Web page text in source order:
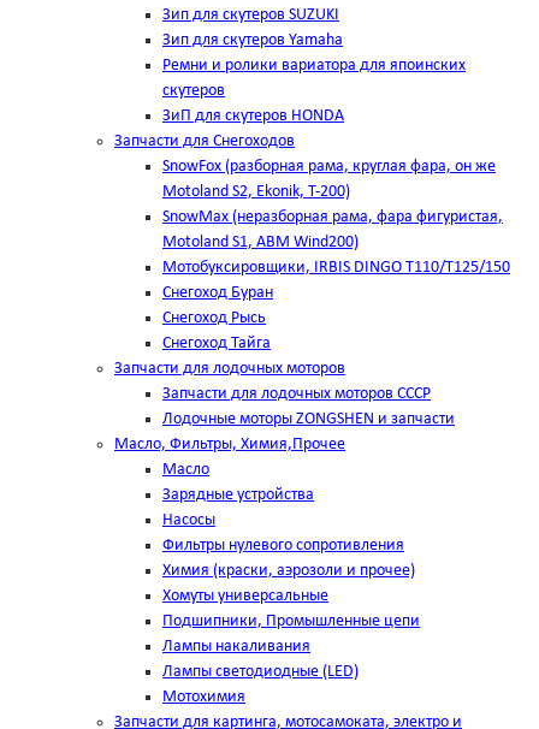
Зип для скутеров SUZUKI
Зип для скутеров Yamaha
Ремни и ролики вариатора для япоинских
скутеров
ЗиП для скутеров HONDA
Запчасти для Снегоходов
SnowFox (разборная рама, круглая фара, он же
Motoland S2, Ekonik, T-200)
SnowMax (неразборная рама, фара фигуристая,
Motoland S1, ABM Wind200)
Мотобуксировщики, IRBIS DINGO Т110/Т125/150
Снегоход Буран
Снегоход Рысь
Снегоход Тайга
Запчасти для лодочных моторов
Запчасти для лодочных моторов СССР
Лодочные моторы ZONGSHEN и запчасти
Масло, Фильтры, Химия,Прочее
Масло
Зарядные устройства
Насосы
Фильтры нулевого сопротивления
Химия (краски, аэрозоли и прочее)
Хомуты универсальные
Подшипники, Промышленные цепи
Лампы накаливания
Лампы светодиодные (LED)
Мотохимия
Запчасти для картинга, мотосамоката, электро и